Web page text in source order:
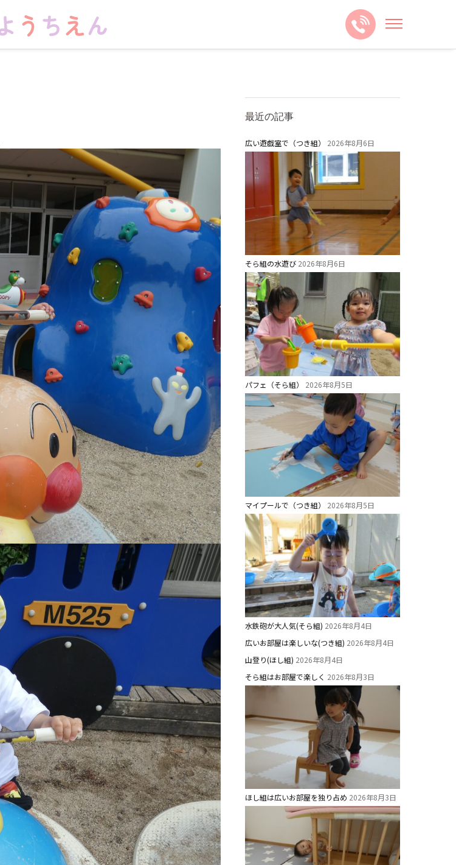
最近の記事
広い遊戯室で（つき組） 2026年8月6日
そら組の水遊び 2026年8月6日
パフェ（そら組） 2026年8月5日
マイプールで（つき組） 2026年8月5日
水鉄砲が大人気(そら組) 2026年8月4日
広いお部屋は楽しいな(つき組) 2026年8月4日
山登り(ほし組) 2026年8月4日
そら組はお部屋で楽しく 2026年8月3日
ほし組は広いお部屋を独り占め 2026年8月3日